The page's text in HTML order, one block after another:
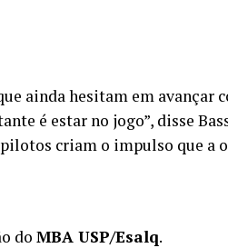
ainda hesitam em avançar
é estar no jogo”, disse
criam o impulso que a
do MBA USP/Esalq.